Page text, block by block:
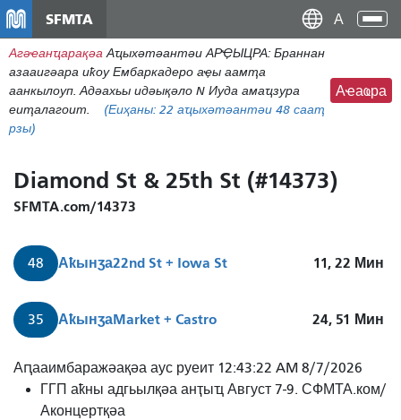
ン
コ
ン
テ
に
SFMTA
Агәҽанҵарақәа Аҵыхәтәантәи АРҾЫЦРА: Браннан
азааигәара иҟоу Ембаркадеро аҿы аамҭа
аанкылоуп. Адәахьы идәықәло N Иуда амаҵзура
еиҭалагоит.
(Еиҳаны: 22 аҵыхәтәантәи 48 сааҭ
рзы)
Аҽаҩра
Diamond St & 25th St (#14373)
SFMTA.com/14373
48 Аҟынӡа22nd St + Iowa St 11, 22 Мин
35 АҟынӡаMarket + Castro 24, 51 Мин
Аԥааимбаражәақәа аус руеит 12:43:22 AM 8/7/2026
ГГП аҟны адгьылқәа анҭыҵ Август 7-9. СФМТА.ком/
Аконцертқәа